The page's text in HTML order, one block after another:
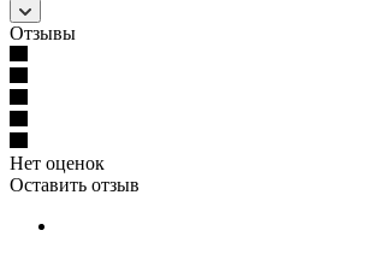
Отзывы
Нет оценок
Оставить отзыв